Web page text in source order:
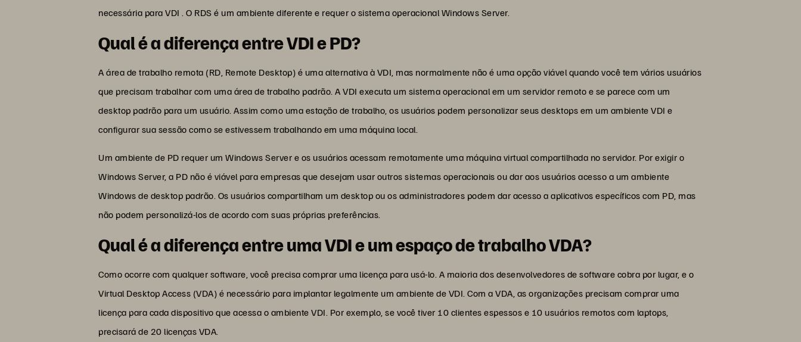
necessária para VDI . O RDS é um ambiente diferente e requer o sistema operacional Windows Server.
Qual é a diferença entre VDI e PD?
A área de trabalho remota (RD, Remote Desktop) é uma alternativa à VDI, mas normalmente não é uma opção viável quando você tem vários usuários
que precisam trabalhar com uma área de trabalho padrão. A VDI executa um sistema operacional em um servidor remoto e se parece com um
desktop padrão para um usuário. Assim como uma estação de trabalho, os usuários podem personalizar seus desktops em um ambiente VDI e
configurar sua sessão como se estivessem trabalhando em uma máquina local.
Um ambiente de PD requer um Windows Server e os usuários acessam remotamente uma máquina virtual compartilhada no servidor. Por exigir o
Windows Server, a PD não é viável para empresas que desejam usar outros sistemas operacionais ou dar aos usuários acesso a um ambiente
Windows de desktop padrão. Os usuários compartilham um desktop ou os administradores podem dar acesso a aplicativos específicos com PD, mas
não podem personalizá-los de acordo com suas próprias preferências.
Qual é a diferença entre uma VDI e um espaço de trabalho VDA?
Como ocorre com qualquer software, você precisa comprar uma licença para usá-lo. A maioria dos desenvolvedores de software cobra por lugar, e o
Virtual Desktop Access (VDA) é necessário para implantar legalmente um ambiente de VDI. Com a VDA, as organizações precisam comprar uma
licença para cada dispositivo que acessa o ambiente VDI. Por exemplo, se você tiver 10 clientes espessos e 10 usuários remotos com laptops,
precisará de 20 licenças VDA.